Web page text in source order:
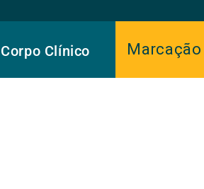
Marcação
Corpo Clínico